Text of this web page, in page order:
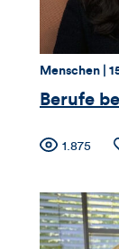
Thema:
Menschen |
Berufe
für
Anzahl
1.875